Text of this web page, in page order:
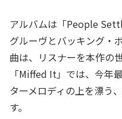
アルバムは「People
グルーヴとバッキング・
曲は、リスナーを本作の
「Miffed It」では、今年
ターメロディの上を漂う
す。